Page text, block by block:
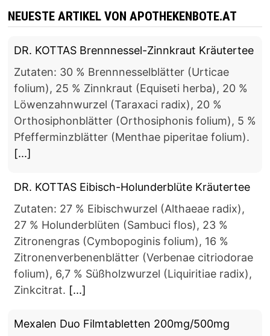
NEUESTE ARTIKEL VON APOTHEKENBOTE.AT
DR. KOTTAS Brennnessel-Zinnkraut Kräutertee
Zutaten: 30 % Brennnesselblätter (Urticae
folium), 25 % Zinnkraut (Equiseti herba), 20 %
Löwenzahnwurzel (Taraxaci radix), 20 %
Orthosiphonblätter (Orthosiphonis folium), 5 %
Pfefferminzblätter (Menthae piperitae folium).
[...]
DR. KOTTAS Eibisch-Holunderblüte Kräutertee
Zutaten: 27 % Eibischwurzel (Althaeae radix),
27 % Holunderblüten (Sambuci flos), 23 %
Zitronengras (Cymbopoginis folium), 16 %
Zitronenverbenenblätter (Verbenae citriodorae
folium), 6,7 % Süßholzwurzel (Liquiritiae radix),
Zinkcitrat. [...]
Mexalen Duo Filmtabletten 200mg/500mg